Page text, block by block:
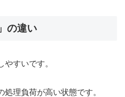
の違い
すいです。
処理負荷が高い状態です。